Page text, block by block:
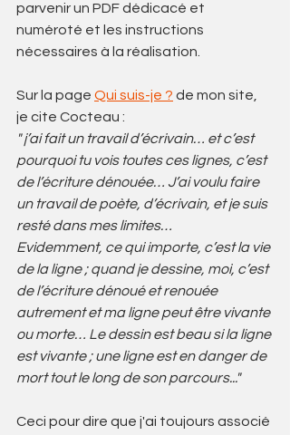
parvenir un PDF dédicacé et
numéroté et les instructions
nécessaires à la réalisation.
Sur la page Qui suis-je ? de mon site,
je cite Cocteau :
" j’ai fait un travail d’écrivain… et c’est
pourquoi tu vois toutes ces lignes, c’est
de l’écriture dénouée… J’ai voulu faire
un travail de poète, d’écrivain, et je suis
resté dans mes limites…
Evidemment, ce qui importe, c’est la vie
de la ligne ; quand je dessine, moi, c’est
de l’écriture dénoué et renouée
autrement et ma ligne peut être vivante
ou morte… Le dessin est beau si la ligne
est vivante ; une ligne est en danger de
mort tout le long de son parcours..."
Ceci pour dire que j'ai toujours associé